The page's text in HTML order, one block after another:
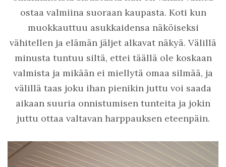
ostaa valmiina suoraan kaupasta. Koti kun
muokkauttuu asukkaidensa näköiseksi
vähitellen ja elämän jäljet alkavat näkyä. Välillä
minusta tuntuu siltä, ettei täällä ole koskaan
valmista ja mikään ei miellytä omaa silmää, ja
välillä taas joku ihan pienikin juttu voi saada
aikaan suuria onnistumisen tunteita ja jokin
juttu ottaa valtavan harppauksen eteenpäin.